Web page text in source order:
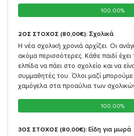
100.00%
100.00%
2ΟΣ ΣΤΟΧΟΣ (80,00€): Σχολικά
Η νέα σχολική χρονιά αρχίζει. Οι
ακόμα περισσότερες. Κάθε παιδί
ελπίδα να πάει στο σχολείο και να
συμμαθητές του. Όλοι μαζί μπορούμε
χαμόγελα στα προαύλια των
100.00%
100.00%
3ΟΣ ΣΤΟΧΟΣ (80,00€): Είδη για μωρά